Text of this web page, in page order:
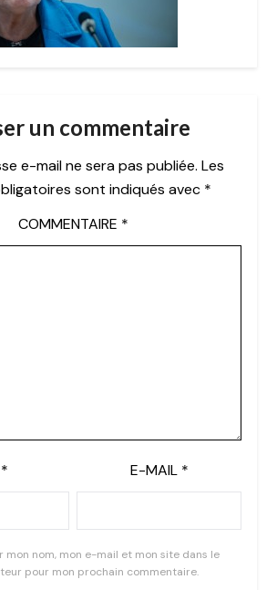
un commentaire
e-mail ne sera pas publiée. Les
sont indiqués avec *
COMMENTAIRE *
* E-MAIL *
mon nom, mon e-mail et mon site dans le
pour mon prochain commentaire.